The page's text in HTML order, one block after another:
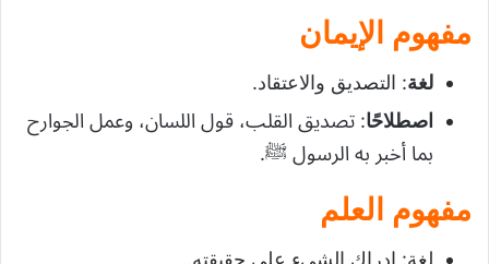
مفهوم الإيمان
لغة: التصديق والاعتقاد.
اصطلاحًا: تصديق القلب، قول اللسان، وعمل الجوارح
بما أخبر به الرسول ﷺ.
مفهوم العلم